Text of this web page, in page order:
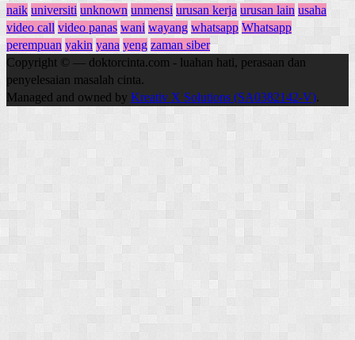
naik universiti unknown unmensi urusan kerja urusan lain usaha
video call video panas wani wayang whatsapp Whatsapp
perempuan yakin yana yeng zaman siber
Copyright © — doktorcinta.com - luahan hati, perasaan dan
penyelesaian masalah cinta.
Managed and owned by Kreativ X Solutions (SA0382142-V).